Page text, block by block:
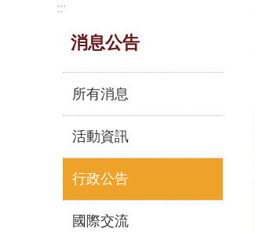
:::
消息公告
所有消息
活動資訊
行政公告
國際交流